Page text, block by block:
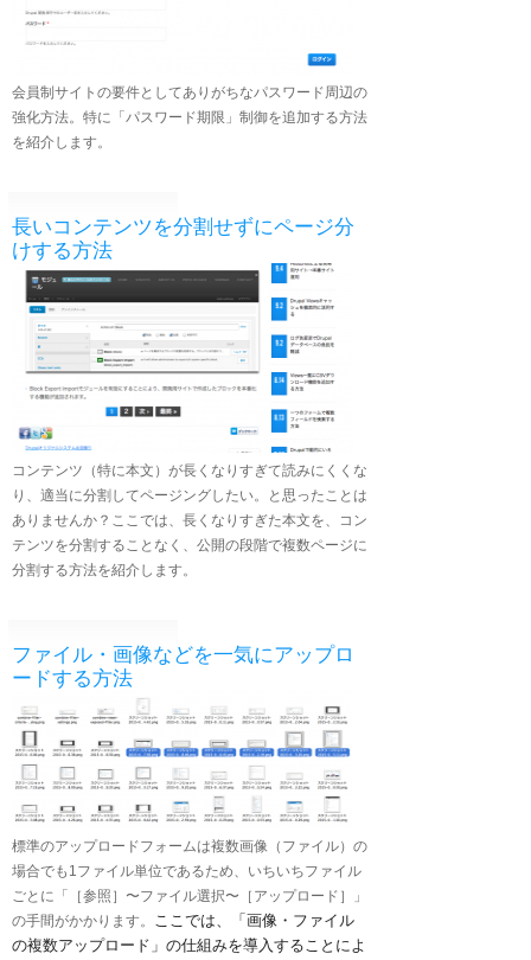
会員制サイトの要件としてありがちなパスワード周辺の
強化方法。特に「パスワード期限」制御を追加する方法
を紹介します。
長いコンテンツを分割せずにページ分
けする方法
コンテンツ（特に本文）が長くなりすぎて読みにくくな
り、適当に分割してページングしたい。と思ったことは
ありませんか？ここでは、長くなりすぎた本文を、コン
テンツを分割することなく、公開の段階で複数ページに
分割する方法を紹介します。
ファイル・画像などを一気にアップロ
ードする方法
標準のアップロードフォームは複数画像（ファイル）の
場合でも1ファイル単位であるため、いちいちファイル
ごとに「［参照］〜ファイル選択〜［アップロード］」
の手間がかかります。 ここでは、「画像・ファイル
の複数アップロード」の仕組みを導入することによ